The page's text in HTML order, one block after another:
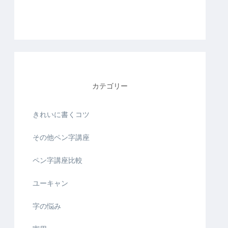
カテゴリー
きれいに書くコツ
その他ペン字講座
ペン字講座比較
ユーキャン
字の悩み